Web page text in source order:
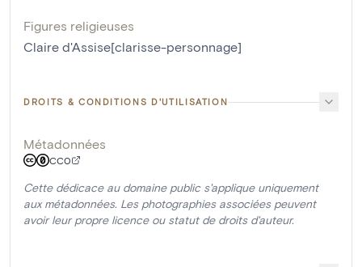
Figures religieuses
Claire d'Assise[clarisse-personnage]
DROITS & CONDITIONS D'UTILISATION
Métadonnées
CC0
Cette dédicace au domaine public s'applique uniquement
aux métadonnées. Les photographies associées peuvent
avoir leur propre licence ou statut de droits d'auteur.